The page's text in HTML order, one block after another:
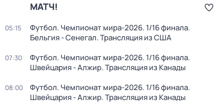
МАТЧ!
05:15
Футбол. Чемпионат мира-2026. 1/16 финала.
Бельгия - Сенегал. Трансляция из США
07:30
Футбол. Чемпионат мира-2026. 1/16 финала.
Швейцария - Алжир. Трансляция из Канады
08:00
Футбол. Чемпионат мира-2026. 1/16 финала.
Швейцария - Алжир. Трансляция из Канады